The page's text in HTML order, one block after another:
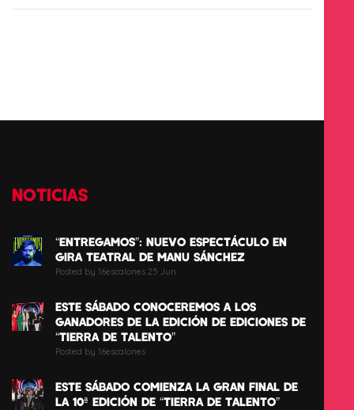
NOTICIAS
“ENTREGAMOS”: NUEVO ESPECTÁCULO EN
GIRA TEATRAL DE MANU SÁNCHEZ
Posted by 16escalones 25 Jun
ESTE SÁBADO CONOCEREMOS A LOS
GANADORES DE LA EDICIÓN DE EDICIONES DE
“TIERRA DE TALENTO”
Posted by 16escalones
ESTE SÁBADO COMIENZA LA GRAN FINAL DE
LA 10ª EDICIÓN DE “TIERRA DE TALENTO”